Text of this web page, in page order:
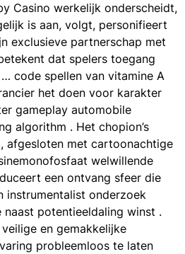
Casino werkelijk onderscheidt,
is aan, volgt, personifieert
exclusieve partnerschap met
dat spelers toegang
code spellen van vitamine A
het doen voor karakter
gameplay automobile
algorithm . Het chopion’s
afgesloten met cartoonachtige
welwillende
een ontvang sfeer die
instrumentalist onderzoek
naast potentieeldaling winst .
en gemakkelijke
probleemloos te laten